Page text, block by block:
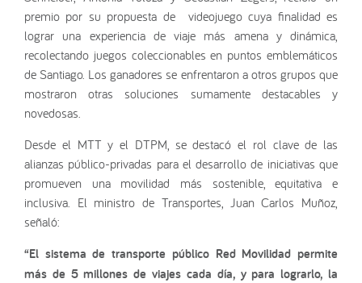
premio por su propuesta de videojuego cuya finalidad es
lograr una experiencia de viaje más amena y dinámica,
recolectando juegos coleccionables en puntos emblemáticos
de Santiago. Los ganadores se enfrentaron a otros grupos que
mostraron otras soluciones sumamente destacables y
novedosas.
Desde el MTT y el DTPM, se destacó el rol clave de las
alianzas público-privadas para el desarrollo de iniciativas que
promueven una movilidad más sostenible, equitativa e
inclusiva. El ministro de Transportes, Juan Carlos Muñoz,
señaló:
“El sistema de transporte público Red Movilidad permite
más de 5 millones de viajes cada día, y para lograrlo, la